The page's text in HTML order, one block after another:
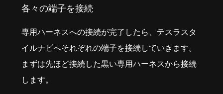
各々の端子を接続
専用ハーネスへの接続が完了したら、テスラスタ
イルナビへそれぞれの端子を接続していきます。
まずは先ほど接続した黒い専用ハーネスから接続
します。